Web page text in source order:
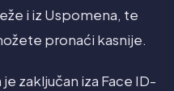
i iz Uspomena, te
pronaći kasnije.
zaključan iza Face ID-